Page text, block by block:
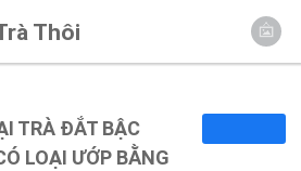
Thôi
TRÀ ĐẮT BẬC
LOẠI ƯỚP BẰNG